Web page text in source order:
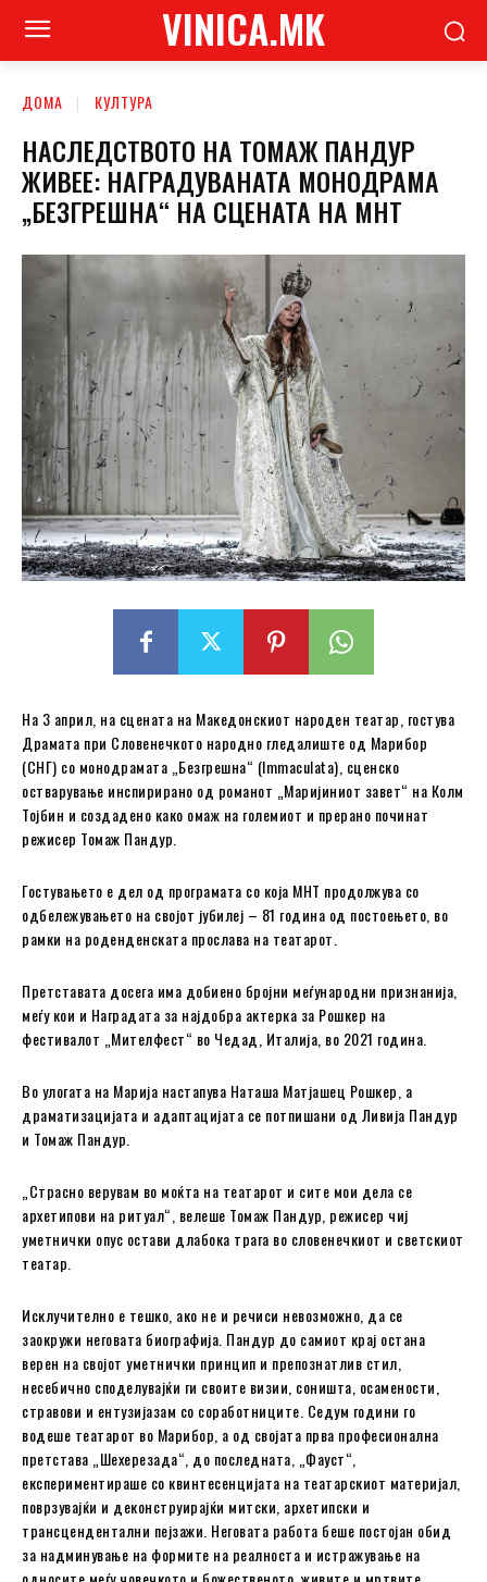
VINICA.MK
ДОМА КУЛТУРА
НАСЛЕДСТВОТО НА ТОМАЖ ПАНДУР
ЖИВЕЕ: НАГРАДУВАНАТА МОНОДРАМА
„БЕЗГРЕШНА“ НА СЦЕНАТА НА МНТ
На 3 април, на сцената на Македонскиот народен театар, гостува
Драмата при Словенечкото народно гледалиште од Марибор
(СНГ) со монодрамата „Безгрешна“ (Immaculata), сценско
остварување инспирирано од романот „Маријиниот завет“ на Колм
Тојбин и создадено како омаж на големиот и прерано починат
режисер Томаж Пандур.
Гостувањето е дел од програмата со која МНТ продолжува со
одбележувањето на својот јубилеј – 81 година од постоењето, во
рамки на роденденската прослава на театарот.
Претставата досега има добиено бројни меѓународни признанија,
меѓу кои и Наградата за најдобра актерка за Рошкер на
фестивалот „Мителфест“ во Чедад, Италија, во 2021 година.
Во улогата на Марија настапува Наташа Матјашец Рошкер, а
драматизацијата и адаптацијата се потпишани од Ливија Пандур
и Томаж Пандур.
„Страсно верувам во моќта на театарот и сите мои дела се
архетипови на ритуал“, велеше Томаж Пандур, режисер чиј
уметнички опус остави длабока трага во словенечкиот и светскиот
театар.
Исклучително е тешко, ако не и речиси невозможно, да се
заокружи неговата биографија. Пандур до самиот крај остана
верен на својот уметнички принцип и препознатлив стил,
несебично споделувајќи ги своите визии, соништа, осамености,
стравови и ентузијазам со соработниците. Седум години го
водеше театарот во Марибор, а од својата прва професионална
претстава „Шехерезада“, до последната, „Фауст“,
експериментираше со квинтесенцијата на театарскиот материјал,
поврзувајќи и деконструирајќи митски, архетипски и
трансцендентални пејзажи. Неговата работа беше постојан обид
за надминување на формите на реалноста и истражување на